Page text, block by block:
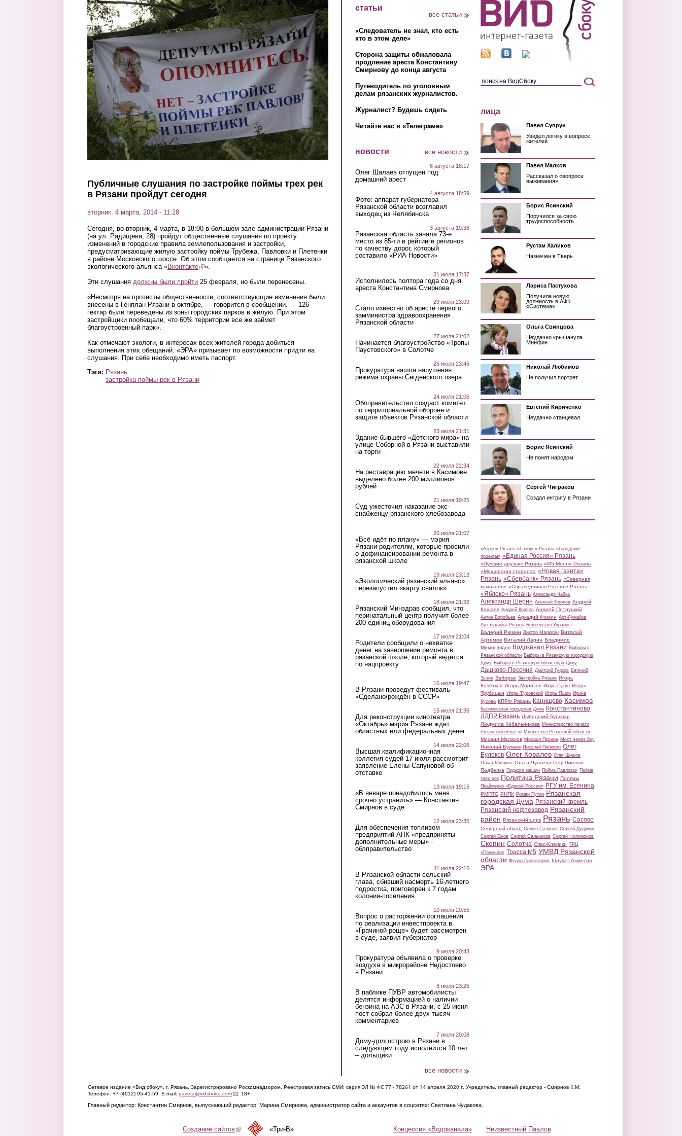
Перейти к основному содержанию
Публичные слушания по застройке поймы трех рек
в Рязани пройдут сегодня
вторник, 4 марта, 2014 - 11:28
Сегодня, во вторник, 4 марта, в 18:00 в большом зале администрации Рязани
(на ул. Радищева, 28) пройдут общественные слушания по проекту
изменений в городские правила землепользования и застройки,
предусматривающие жилую застройку поймы Трубежа, Павловки и Плетенки
в районе Московского шоссе. Об этом сообщается на странице Рязанского
экологического альянса «Вконтакте(link is external)
».
Эти слушания должны были пройти 25 февраля, но были перенесены.
«Несмотря на протесты общественности, соответствующие изменения были
внесены в Генплан Рязани в октябре, — говорится в сообщении. — 126
гектар были переведены из зоны городских парков в жилую. При этом
застройщики пообещали, что 60% территории все же займет
благоустроенный парк».
Как отмечают экологи, в интересах всех жителей города добиться
выполнения этих обещаний. «ЭРА» призывает по возможности придти на
слушания. При себе необходимо иметь паспорт.
Тэги: Рязань
застройка поймы рек в Рязани
статьи
все статьи
«Следователь не знал, кто есть
кто в этом деле»
Сторона защиты обжаловала
продление ареста Константину
Смирнову до конца августа
Путеводитель по уголовным
делам рязанских журналистов.
Журналист? Будешь сидеть
Читайте нас в «Телеграме»
новости все новости
6 августа 18:17
Олег Шалаев отпущен под
домашний арест
4 августа 18:59
Фото: аппарат губернатора
Рязанской области возглавил
выходец из Челябинска
3 августа 19:36
Рязанская область заняла 73-е
место из 85-ти в рейтинге регионов
по качеству дорог, который
составило «РИА Новости»
31 июля 17:37
Исполнилось полтора года со дня
ареста Константина Смирнова
29 июля 23:09
Стало известно об аресте первого
замминистра здравоохранения
Рязанской области
27 июля 21:02
Начинается благоустройство «Тропы
Паустовского» в Солотче
25 июля 23:45
Прокуратура нашла нарушения
режима охраны Сегденского озера
24 июля 21:06
Облправительство создаст комитет
по территориальной обороне и
защите объектов Рязанской области
23 июля 21:31
Здание бывшего «Детского мира» на
улице Соборной в Рязани выставили
на торги
22 июля 22:34
На реставрацию мечети в Касимове
выделено более 200 миллионов
рублей
21 июля 19:25
Суд ужесточил наказание экс-
снабженцу рязанского хлебозавода
20 июля 21:07
«Всё идёт по плану» — мэрия
Рязани родителям, которые просили
о дофинансировании ремонта в
рязанской школе
19 июля 23:13
«Экологический рязанский альянс»
перезапустил «карту свалок»
18 июля 21:32
Рязанский Минздрав сообщил, что
перинатальный центр получит более
200 единиц оборудования
17 июля 21:04
Родители сообщили о нехватке
денег на завершение ремонта в
рязанской школе, который ведется
по нацпроекту
16 июля 19:47
В Рязани проведут фестиваль
«Сделано/рождён в СССР»
15 июля 21:36
Для реконструкции кинотеатра
«Октябрь» мэрия Рязани ждет
областных или федеральных денег
14 июля 22:06
Высшая квалификационная
коллегия судей 17 июля рассмотрит
заявление Елены Сапуновой об
отставке
13 июля 19:15
«В январе понадобилось меня
срочно устранить» — Константин
Смирнов в суде
12 июля 23:35
Для обеспечения топливом
предприятий АПК «предприняты
дополнительные меры» -
облправительство
11 июля 22:16
В Рязанской области сельский
глава, сбивший насмерть 16-летнего
подростка, приговорен к 7 годам
колонии-поселения
10 июля 20:55
Вопрос о расторжении соглашения
по реализации инвестпроекта в
«Грачиной роще» будет рассмотрен
в суде, заявил губернатор
9 июля 20:43
Прокуратура объявила о проверке
воздуха в микрорайоне Недостоево
в Рязани
8 июля 23:25
В паблике ПУВР автомобилисты
делятся информацией о наличии
бензина на АЗС в Рязани, с 25 июня
пост собрал более двух тысяч
комментариев
7 июля 20:08
Дому-долгострою в Рязани в
следующем году исполнится 10 лет
– дольщики
все новости
лица
Павел Супрун
Увидел логику в вопросе
жителей
Павел Малков
Рассказал о «вопросе
выживания»
Борис Ясинский
Поручился за свою
трудоспособность
Рустам Халиков
Назначен в Тверь
Лариса Пастухова
Получила новую
должность в АФК
«Система»
Ольга Свинцова
Неудачно крышанула
Минфин
Николай Любимов
Не получил портрет
Евгений Кириченко
Неудачно станцевал
Борис Ясинский
Не понят народом
Сергей Чиграков
Создал интригу в Рязани
«Атрон» Рязань «Глобус» Рязань «Городские
проекты» «Единая Россия» Рязань
«Лучшие друзья» Рязань «М5 Молл» Рязань
«Мещерская сторона» «Новая газета»
Рязань «Сбербанк» Рязань «Северная
компания» «Справедливая Россия» Рязань
«Яблоко» Рязань Александр Чайка
Александр Шерин Алексей Фролов Андрей
Кашаев Андрей Красов Андрей Петруцкий
Антон Воробьев Аркадий Фомин Арт-Лужайка
Арт-лужайка Рязань Беженцы из Украины
Валерий Рюмин Виктор Малюгин Виталий
Артемов Виталий Ларин Владимир
Мимоглядов Водоканал Рязани Выборы в
Рязанской области Выборы в Рязанскую городскую
Думу Выборы в Рязанскую областную Думу
Дашково-Песочня Дмитрий Гудков Евгений
Зызин Заборье Застройка Рязани Игорь
Кочетков Игорь Морозов Игорь Путин Игорь
Трубицын Игорь Туровский Игорь Яшин Ирина
Кусова КПРФ Рязань Канищево Касимов
Касимовская городская Дума Константиново
ЛДПР Рязань Лыбедский бульвар
Людмила Кибальникова Министерство печати
Рязанской области Минлесхоз Рязанской области
Михаил Малахов Михаил Пронин Мост через Оку
Николай Булаев Николай Пилюгин Олег
Булеков Олег Ковалев Олег Шишов
Ольга Мишина Ольга Чуляева Петр Пыленок
Подбелка Поджоги машин Пойма Павловки Пойма
трех рек Политика Рязани Поляны
Праймериз «Единой России» РГУ им. Есенина
РМПТС РНПК Роман Путин Рязанская
городская Дума Рязанский кремль
Рязанский нефтезавод Рязанский
район Рязанский цирк Рязань Сасово
Северный обход Семен Сазонов Сергей Дудукин
Сергей Ежов Сергей Сальников Сергей Филимонов
Скопин Солотча Спас-Клепики ТРЦ
«Премьер» Трасса М5 УМВД Рязанской
области Федор Провоторов Шаукат Ахметов
ЭРА
Сетевое издание «Вид сбоку», г. Рязань. Зарегистрировано Роскомнадзором. Реестровая запись СМИ: серия ЭЛ № ФС 77 - 78261 от 14 апреля 2020 г. Учредитель, главный редактор - Смирнов К.М.
Телефон: +7 (4912) 95-41-59. E-mail: gazeta@vidsboku.com(link sends e-mail)
. 18+
Главный редактор: Константин Смирнов, выпускающий редактор: Марина Смирнова, администратор сайта и аккаунтов в соцсетях: Светлана Чудакова.
Концессия «Водоканала» Неизвестный Павлов
Создание сайтов(link is external)«Три-В»